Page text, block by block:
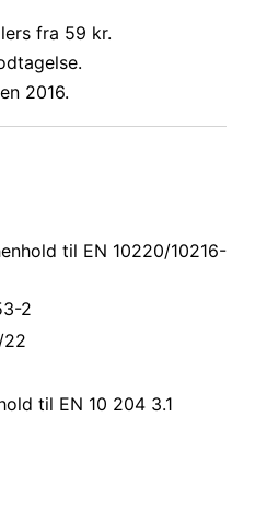
fra 59 kr.
2016.
til EN 10220/10216-
2
22
til EN 10 204 3.1